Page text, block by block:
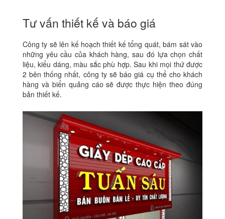
Tư vấn thiết kế và báo giá
Công ty sẽ lên kế hoạch thiết kế tổng quát, bám sát vào
những yêu cầu của khách hàng, sau đó lựa chọn chất
liệu, kiểu dáng, màu sắc phù hợp. Sau khi mọi thứ được
2 bên thống nhất, công ty sẽ báo giá cụ thể cho khách
hàng và biển quảng cáo sẽ được thực hiện theo đúng
bản thiết kế.